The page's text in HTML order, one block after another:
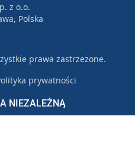
NIEZALEŻNĄ
z o.o.
Polska
prawa zastrzeżone.
prywatności